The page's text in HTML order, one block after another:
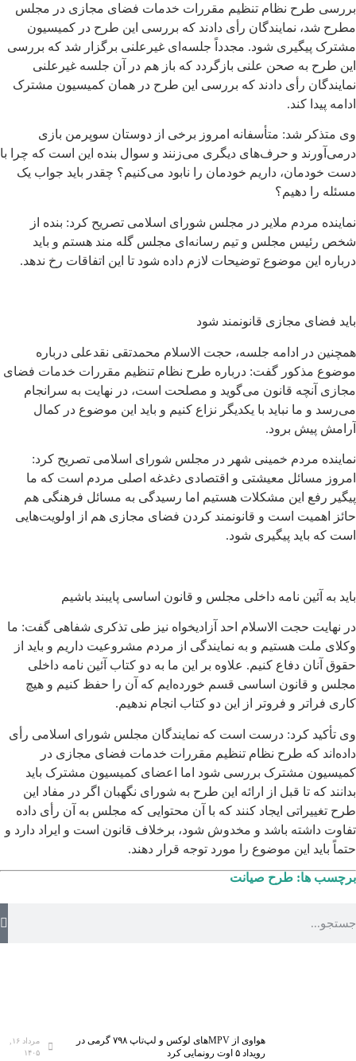
بررسی طرح نظام تنظیم مقررات خدمات فضای مجازی در مجلس
مطرح شد، نمایندگان رأی دادند که بررسی این طرح در کمیسیون
مشترک پیگیری شود. مجدداً جلسه‌ای غیرعلنی برگزار شد که بررسی
این طرح به صحن علنی بازگردد که باز هم در آن جلسه غیرعلنی
نمایندگان رأی دادند که بررسی این طرح در همان کمیسیون مشترک
ادامه پیدا کند.
وی متذکر شد: متأسفانه امروز برخی از دوستان سوپرمن بازی
درمی‌آورند و حرف‌های دیگری می‌زنند و سوال بنده این است که چرا با
دست خودمان، داریم خودمان را نابود می‌کنیم؟ چقدر باید جواب یک
مسئله را دهیم؟
نماینده مردم ملایر در مجلس شورای اسلامی تصریح کرد: بنده از
شخص رئیس مجلس و تیم رسانه‌ای مجلس گله مند هستم و باید
درباره این موضوع توضیحات لازم داده شود تا این اتفاقات رخ ندهد.
باید فضای مجازی قانونمند شود
همچنین در ادامه جلسه، حجت الاسلام محمدتقی نقدعلی درباره
موضوع مذکور گفت: درباره طرح نظام تنظیم مقررات خدمات فضای
مجازی آنچه قانون می‌گوید و مصلحت است، در نهایت به سرانجام
می‌رسد و ما نباید با یکدیگر نزاع کنیم و باید این موضوع در کمال
آرامش پیش برود.
نماینده مردم خمینی شهر در مجلس شورای اسلامی تصریح کرد:
امروز مسائل معیشتی و اقتصادی دغدغه اصلی مردم است که ما
پیگیر رفع این مشکلات هستیم اما رسیدگی به مسائل فرهنگی هم
حائز اهمیت است و قانونمند کردن فضای مجازی هم از اولویت‌هایی
است که باید پیگیری شود.
باید به آئین نامه داخلی مجلس و قانون اساسی پایبند باشیم
در نهایت حجت الاسلام احد آزادیخواه نیز طی تذکری شفاهی گفت: ما
وکلای ملت هستیم و به نمایندگی از مردم مشروعیت داریم و باید از
حقوق آنان دفاع کنیم. علاوه بر این ما به دو کتاب آئین نامه داخلی
مجلس و قانون اساسی قسم خورده‌ایم که آن را حفظ کنیم و هیچ
کاری فراتر و فروتر از این دو کتاب انجام ندهیم.
وی تأکید کرد: درست است که نمایندگان مجلس شورای اسلامی رأی
داده‌اند که طرح نظام تنظیم مقررات خدمات فضای مجازی در
کمیسیون مشترک بررسی شود اما اعضای کمیسیون مشترک باید
بدانند که تا قبل از ارائه این طرح به شورای نگهبان اگر در مفاد این
طرح تغییراتی ایجاد کنند که با آن محتوایی که مجلس به آن رأی داده
تفاوت داشته باشد و مخدوش شود، برخلاف قانون است و ایراد دارد و
حتماً باید این موضوع را مورد توجه قرار دهند.
برچسب ها: طرح صیانت
هواوی از MPVهای لوکس و لپ‌تاپ ۷۹۸ گرمی در
رویداد ۵ اوت رونمایی کرد
مرداد ۱۶,
۱۴۰۵